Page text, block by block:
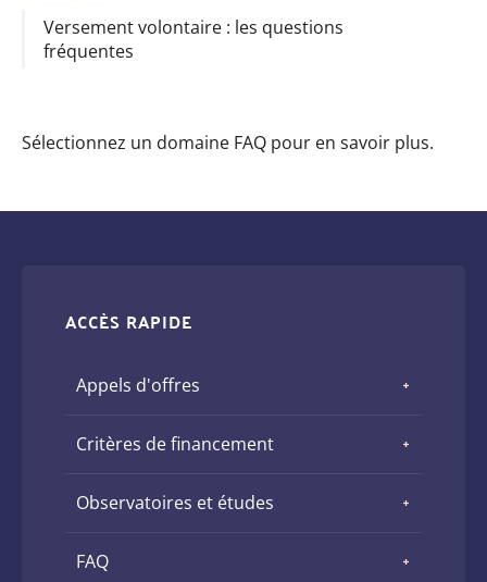
Versement volontaire : les questions
fréquentes
Sélectionnez un domaine FAQ pour en savoir plus.
ACCÈS RAPIDE
Appels d'offres
Critères de financement
Observatoires et études
FAQ